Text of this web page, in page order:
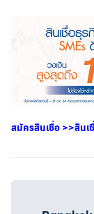
สมัครสินเชื่อ >>สินเ